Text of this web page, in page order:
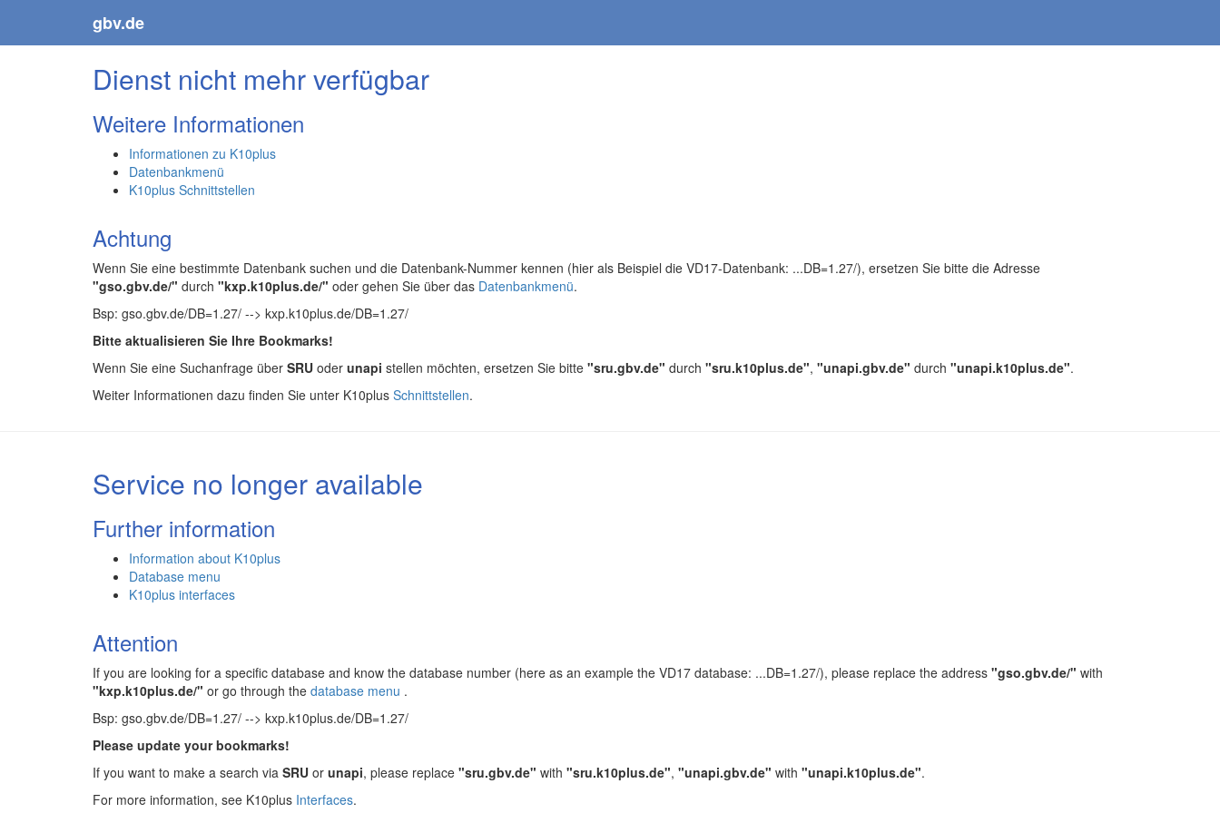
gbv.de
Dienst nicht mehr verfügbar
Weitere Informationen
Informationen zu K10plus
Datenbankmenü
K10plus Schnittstellen
Achtung
Wenn Sie eine bestimmte Datenbank suchen und die Datenbank-Nummer kennen (hier als Beispiel die VD17-Datenbank: ...DB=1.27/), ersetzen Sie bitte die Adresse
"gso.gbv.de/" durch "kxp.k10plus.de/" oder gehen Sie über das Datenbankmenü.
Bsp: gso.gbv.de/DB=1.27/ --> kxp.k10plus.de/DB=1.27/
Bitte aktualisieren Sie Ihre Bookmarks!
Wenn Sie eine Suchanfrage über SRU oder unapi stellen möchten, ersetzen Sie bitte "sru.gbv.de" durch "sru.k10plus.de", "unapi.gbv.de" durch "unapi.k10plus.de".
Weiter Informationen dazu finden Sie unter K10plus Schnittstellen.
Service no longer available
Further information
Information about K10plus
Database menu
K10plus interfaces
Attention
If you are looking for a specific database and know the database number (here as an example the VD17 database: ...DB=1.27/), please replace the address "gso.gbv.de/" with
"kxp.k10plus.de/" or go through the database menu .
Bsp: gso.gbv.de/DB=1.27/ --> kxp.k10plus.de/DB=1.27/
Please update your bookmarks!
If you want to make a search via SRU or unapi, please replace "sru.gbv.de" with "sru.k10plus.de", "unapi.gbv.de" with "unapi.k10plus.de".
For more information, see K10plus Interfaces.